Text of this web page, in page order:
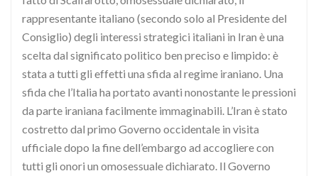
rappresentante italiano (secondo solo al Presidente del
Consiglio) degli interessi strategici italiani in Iran è una
scelta dal significato politico ben preciso e limpido: è
stata a tutti gli effetti una sfida al regime iraniano. Una
sfida che l’Italia ha portato avanti nonostante le pressioni
da parte iraniana facilmente immaginabili. L’Iran è stato
costretto dal primo Governo occidentale in visita
ufficiale dopo la fine dell’embargo ad accogliere con
tutti gli onori un omosessuale dichiarato. Il Governo